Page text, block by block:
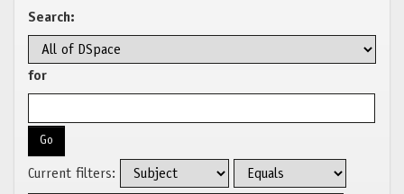
Search:
for
Current filters: